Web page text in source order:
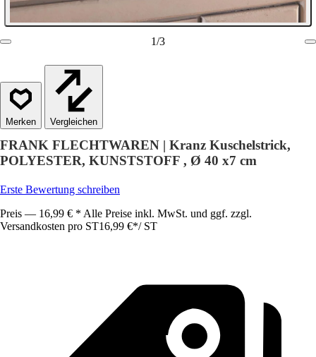
1/3
Vergleichen
FRANK FLECHTWAREN | Kranz Kuschelstrick,
POLYESTER, KUNSTSTOFF , Ø 40 x7 cm
Erste Bewertung schreiben
Preis — 16,99 € * Alle Preise inkl. MwSt. und ggf. zzgl.
Versandkosten pro ST16,99 €*/ ST